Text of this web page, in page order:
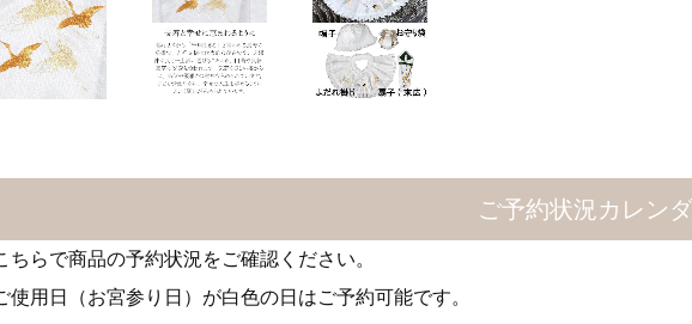
ご予約状況カレン
ちらで商品の予約状況をご確認ください。
使用日（お宮参り日）が白色の日はご予約可能です。